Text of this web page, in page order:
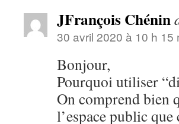
JFrançois Chénin
30 avril 2020 à 10 h 15
Bonjour,
Pourquoi utiliser
On comprend bien
l’espace public que